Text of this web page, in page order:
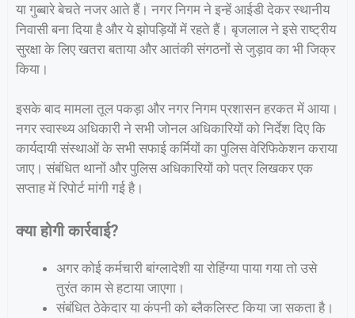
या गुब्बारे बेचते नजर आते हैं। नगर निगम ने इन्हें आईडी देकर स्थानीय
निवासी बना दिया है और ये झोपड़ियों में रहते हैं। बृजलाल ने इसे राष्ट्रीय
सुरक्षा के लिए खतरा बताया और आतंकी संगठनों से जुड़ाव का भी जिक्र
किया।
इसके बाद मामला तूल पकड़ा और नगर निगम प्रशासन हरकत में आया।
नगर स्वास्थ्य अधिकारी ने सभी जोनल अधिकारियों को निर्देश दिए कि
कार्यदायी संस्थाओं के सभी सफाई कर्मियों का पुलिस वेरिफिकेशन कराया
जाए। संबंधित थानों और पुलिस अधिकारियों को पत्र लिखकर एक
सप्ताह में रिपोर्ट मांगी गई है।
क्या होगी कार्रवाई?
अगर कोई कर्मचारी बांग्लादेशी या रोहिंग्या पाया गया तो उसे
तुरंत काम से हटाया जाएगा।
संबंधित ठेकेदार या कंपनी को ब्लैकलिस्ट किया जा सकता है।